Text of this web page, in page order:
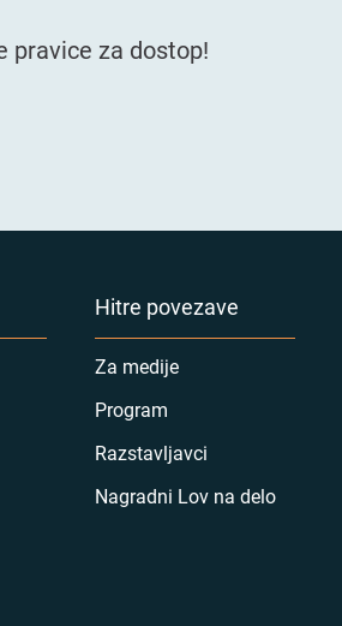
pravice za dostop!
Hitre povezave
Za medije
Program
Razstavljavci
Nagradni Lov na delo